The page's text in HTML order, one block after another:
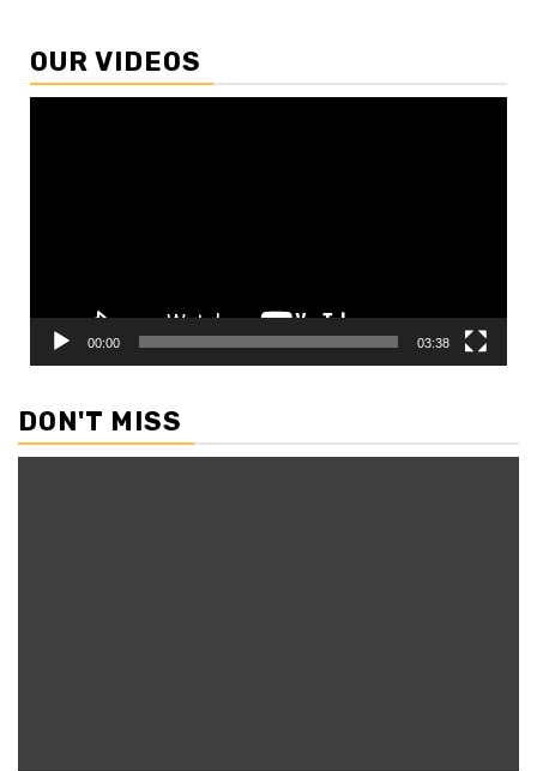
OUR VIDEOS
00:00 03:38
DON'T MISS